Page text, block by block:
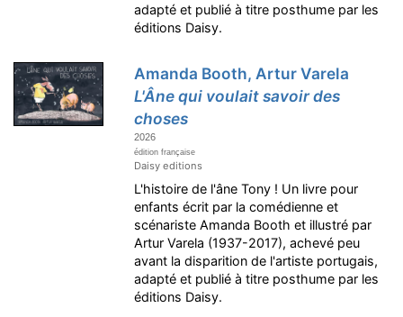
adapté et publié à titre posthume par les
éditions Daisy.
Amanda Booth, Artur Varela
L'Âne qui voulait savoir des
choses
2026
édition française
Daisy editions
L'histoire de l'âne Tony ! Un livre pour
enfants écrit par la comédienne et
scénariste Amanda Booth et illustré par
Artur Varela (1937-2017), achevé peu
avant la disparition de l'artiste portugais,
adapté et publié à titre posthume par les
éditions Daisy.